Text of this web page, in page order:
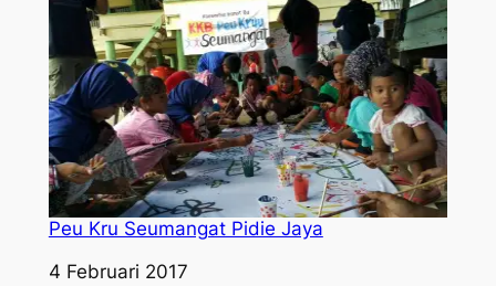
Peu Kru Seumangat Pidie Jaya
Tanggal
4 Februari 2017